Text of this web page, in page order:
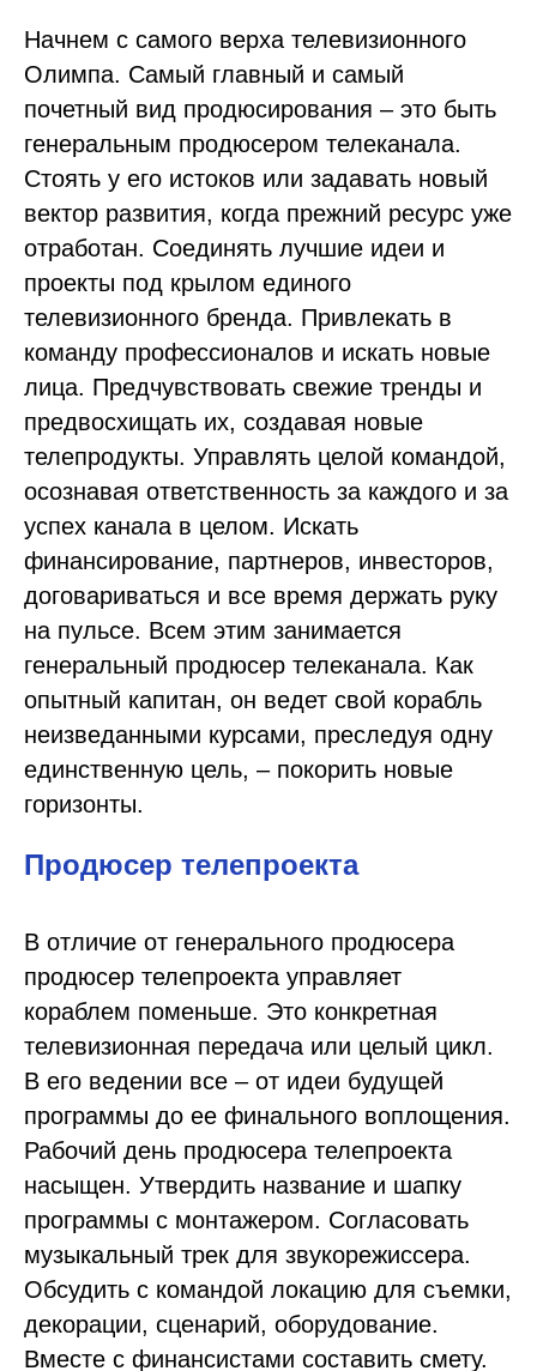
Начнем с самого верха телевизионного
Олимпа. Самый главный и самый
почетный вид продюсирования – это быть
генеральным продюсером телеканала.
Стоять у его истоков или задавать новый
вектор развития, когда прежний ресурс уже
отработан. Соединять лучшие идеи и
проекты под крылом единого
телевизионного бренда. Привлекать в
команду профессионалов и искать новые
лица. Предчувствовать свежие тренды и
предвосхищать их, создавая новые
телепродукты. Управлять целой командой,
осознавая ответственность за каждого и за
успех канала в целом. Искать
финансирование, партнеров, инвесторов,
договариваться и все время держать руку
на пульсе. Всем этим занимается
генеральный продюсер телеканала. Как
опытный капитан, он ведет свой корабль
неизведанными курсами, преследуя одну
единственную цель, – покорить новые
горизонты.
Продюсер телепроекта
В отличие от генерального продюсера
продюсер телепроекта управляет
кораблем поменьше. Это конкретная
телевизионная передача или целый цикл.
В его ведении все – от идеи будущей
программы до ее финального воплощения.
Рабочий день продюсера телепроекта
насыщен. Утвердить название и шапку
программы с монтажером. Согласовать
музыкальный трек для звукорежиссера.
Обсудить с командой локацию для съемки,
декорации, сценарий, оборудование.
Вместе с финансистами составить смету.